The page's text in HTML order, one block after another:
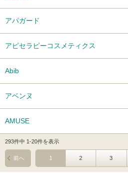
アパガード
アピセラピーコスメティクス
Abib
アベンヌ
AMUSE
293件中 1-20件を表示
1 2 3
前へ